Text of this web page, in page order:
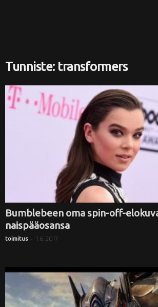
Tunniste: transformers
Bumblebeen oma spin-off-
naispääosansa
toimitus - 1.6.2017